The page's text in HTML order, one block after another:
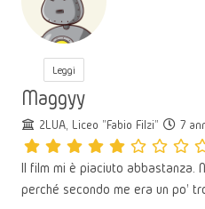
Leggi
Maggyy
2LUA, Liceo "Fabio Filzi" 7
Il film mi è piaciuto abbastanza.
perché secondo me era un po'